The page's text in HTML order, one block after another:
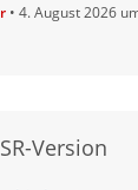
4. August 2026
Version